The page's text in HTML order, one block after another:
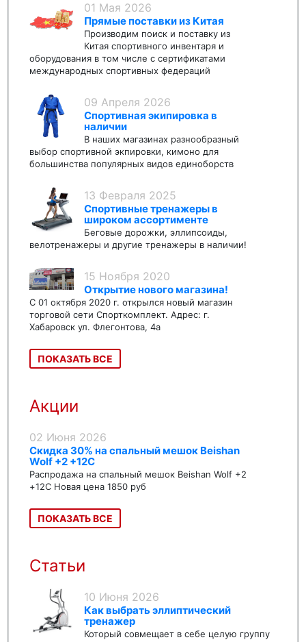
01 Мая 2026
Прямые поставки из Китая
Производим поиск и поставку из
Китая спортивного инвентаря и
оборудования в том числе с сертификатами
международных спортивных федераций
09 Апреля 2026
Спортивная экипировка в
наличии
В наших магазинах разнообразный
выбор спортивной экпировки, кимоно для
большинства популярных видов единоборств
13 Февраля 2025
Спортивные тренажеры в
широком ассортименте
Беговые дорожки, эллипсоиды,
велотренажеры и другие тренажеры в наличии!
15 Ноября 2020
Открытие нового магазина!
С 01 октября 2020 г. открылся новый магазин
торговой сети Спорткомплект. Адрес: г.
Хабаровск ул. Флегонтова, 4а
ПОКАЗАТЬ ВСЕ
Акции
02 Июня 2026
Скидка 30% на спальный мешок Beishan
Wolf +2 +12C
Распродажа на спальный мешок Beishan Wolf +2
+12C Новая цена 1850 руб
ПОКАЗАТЬ ВСЕ
Статьи
10 Июня 2026
Как выбрать эллиптический
тренажер
Который совмещает в себе целую группу